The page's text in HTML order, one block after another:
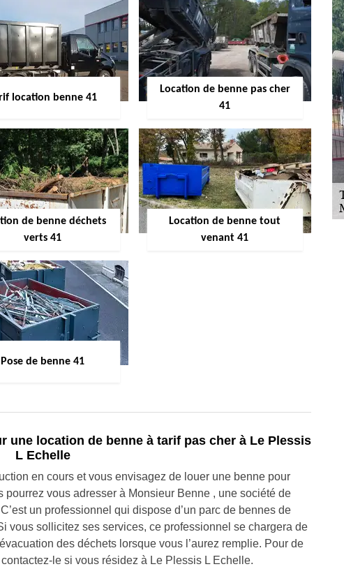
location benne 41
Location de benne pas cher
41
de benne déchets
verts 41
Location de benne tout
venant 41
Pose de benne 41
une location de benne à tarif pas cher à Le Plessis
L Echelle
en cours et vous envisagez de louer une benne pour
pourrez vous adresser à Monsieur Benne , une société de
un professionnel qui dispose d’un parc de bennes de
vous sollicitez ses services, ce professionnel se chargera de
des déchets lorsque vous l’aurez remplie. Pour de
le si vous résidez à Le Plessis L Echelle.